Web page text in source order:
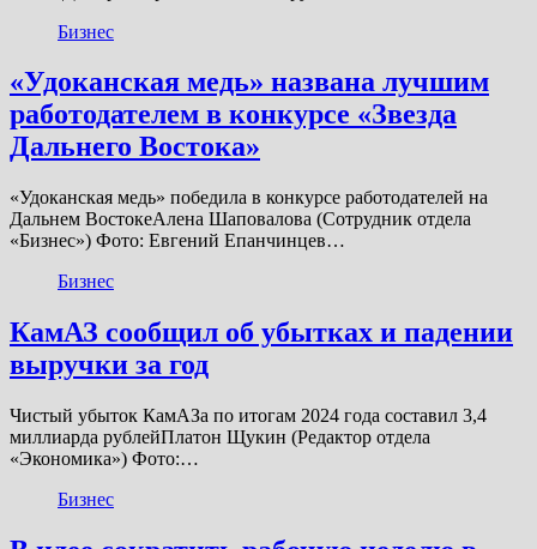
Бизнес
«Удоканская медь» названа лучшим
работодателем в конкурсе «Звезда
Дальнего Востока»
«Удоканская медь» победила в конкурсе работодателей на
Дальнем ВостокеАлена Шаповалова (Сотрудник отдела
«‎Бизнес») Фото: Евгений Епанчинцев…
Бизнес
КамАЗ сообщил об убытках и падении
выручки за год
Чистый убыток КамАЗа по итогам 2024 года составил 3,4
миллиарда рублейПлатон Щукин (Редактор отдела
«Экономика») Фото:…
Бизнес